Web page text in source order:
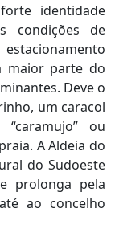
identidade
condições de
maior parte do
Deve o
um caracol
ou
A Aldeia do
do Sudoeste
prolonga pela
ao concelho